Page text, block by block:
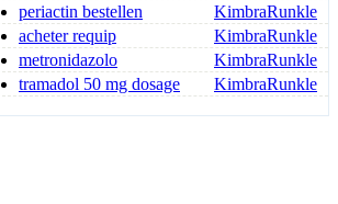
furadantin kaufen ohne reze
KimbraRunkle
periactin bestellen
periactin kaufen
KimbraRunkle
acheter requip
KimbraRunkle
metronidazolo
compresse senza ricetta metronidazolKimbraRunkle
tramadol 50 mg dosage